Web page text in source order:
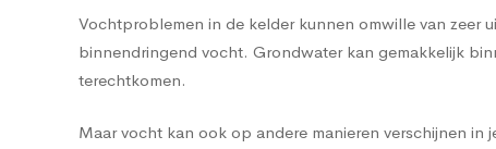
Vochtproblemen in de kelder kunnen omwille van zeer
binnendringend vocht. Grondwater kan gemakkelijk
terechtkomen.
Maar vocht kan ook op andere manieren verschijnen